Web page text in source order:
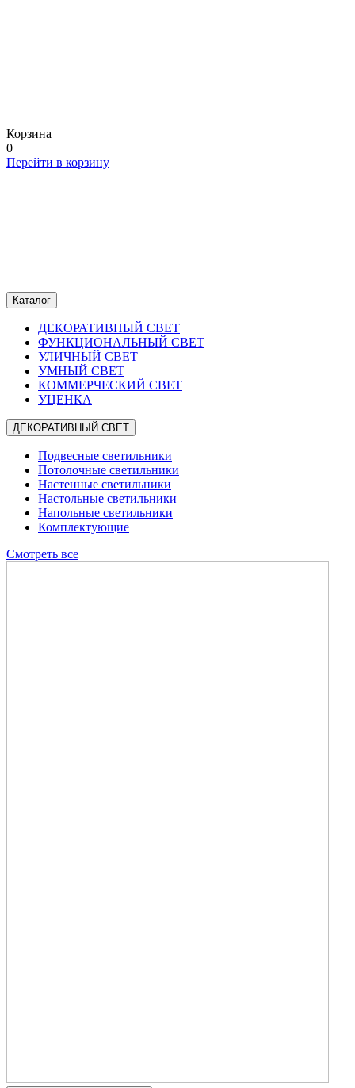
Корзина
0
Перейти в корзину
Каталог
ДЕКОРАТИВНЫЙ СВЕТ
ФУНКЦИОНАЛЬНЫЙ СВЕТ
УЛИЧНЫЙ СВЕТ
УМНЫЙ СВЕТ
КОММЕРЧЕСКИЙ СВЕТ
УЦЕНКА
ДЕКОРАТИВНЫЙ СВЕТ
Подвесные светильники
Потолочные светильники
Настенные светильники
Настольные светильники
Напольные светильники
Комплектующие
Смотреть все